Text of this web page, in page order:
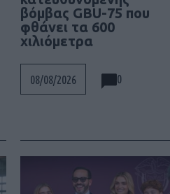
βόμβας GBU-75 που
φθάνει τα 600
χιλιόμετρα
08/08/2026 0